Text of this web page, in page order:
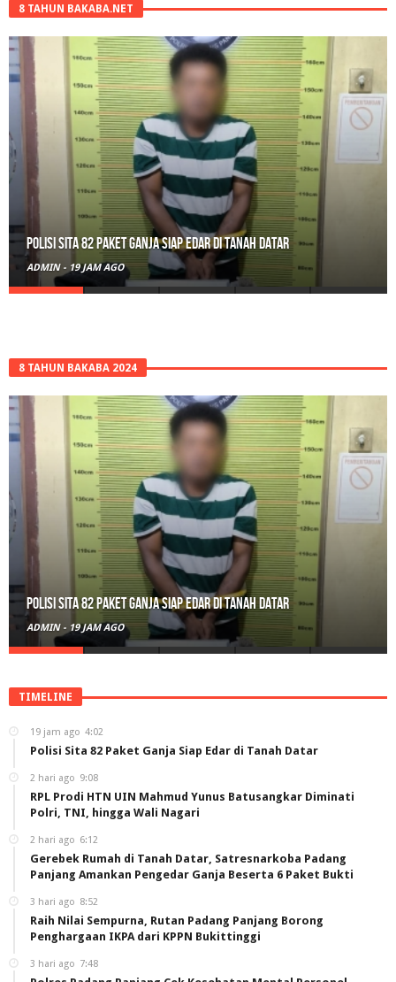
8 TAHUN BAKABA.NET
RPL Prodi HTN UIN Mahmud Yunus Batusangkar Diminati Polri, TNI,
hingga Wali Nagari
ADMIN - 2 HARI AGO
8 TAHUN BAKABA 2024
RPL Prodi HTN UIN Mahmud Yunus Batusangkar Diminati Polri, TNI,
hingga Wali Nagari
ADMIN - 2 HARI AGO
TIMELINE
19 jam ago 4:02
Polisi Sita 82 Paket Ganja Siap Edar di Tanah Datar
2 hari ago 9:08
RPL Prodi HTN UIN Mahmud Yunus Batusangkar Diminati
Polri, TNI, hingga Wali Nagari
2 hari ago 6:12
Gerebek Rumah di Tanah Datar, Satresnarkoba Padang
Panjang Amankan Pengedar Ganja Beserta 6 Paket Bukti
3 hari ago 8:52
Raih Nilai Sempurna, Rutan Padang Panjang Borong
Penghargaan IKPA dari KPPN Bukittinggi
3 hari ago 7:48